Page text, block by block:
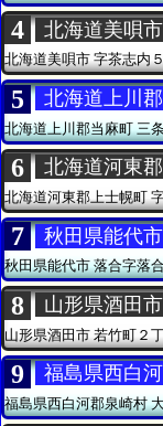
4 北海道美唄
北海道美唄市字茶志内
5 北海道上川
北海道上川郡当麻町三
6 北海道河東
北海道河東郡上士幌町
7 秋田県能代
秋田県能代市落合字落
8 山形県酒田
山形県酒田市 若竹町２
9 福島県西白
福島県西白河郡泉崎村